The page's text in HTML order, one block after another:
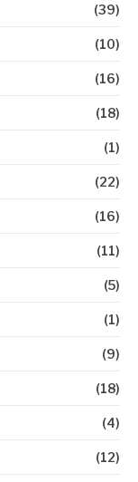
(39)
(10)
(16)
(18)
(1)
(22)
(16)
(11)
(5)
(1)
(9)
(18)
(4)
(12)